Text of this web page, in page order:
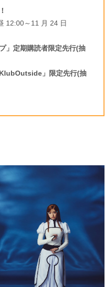
12:00～11 月 24 日
」定期購読者限定先行(抽
」限定先行(抽